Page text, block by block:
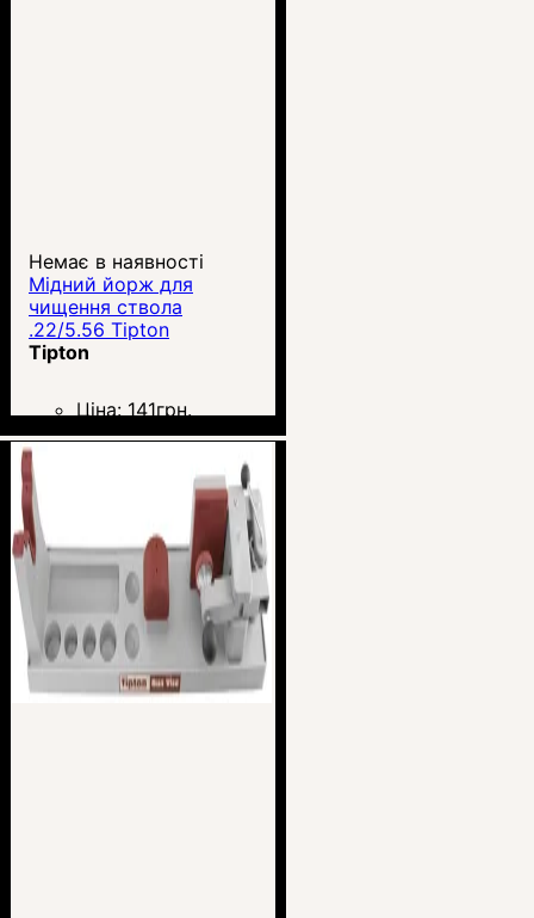
Немає в наявності
Мідний йорж для
чищення ствола
.22/5.56 Tipton
Tipton
Ціна: 141грн.